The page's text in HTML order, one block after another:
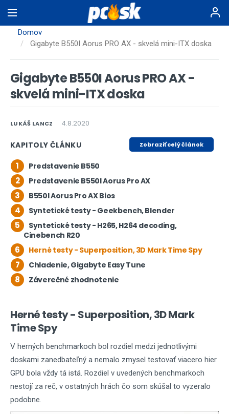
na
hlavnýDomov
Gigabyte B550I Aorus PRO AX - skvelá mini-ITX doska
Gigabyte B550I Aorus PRO AX -
skvelá mini-ITX doska
LUKÁŠ LANCZ 4.8.2020
KAPITOLY ČLÁNKU Zobraziť celý článok
1 Predstavenie B550
2 Predstavenie B550I Aorus Pro AX
3 B550I Aorus Pro AX Bios
4 Syntetické testy - Geekbench, Blender
5
Syntetické testy - H265, H264 decoding,
Cinebench R20
6 Herné testy - Superposition, 3D Mark Time Spy
7 Chladenie, Gigabyte Easy Tune
8 Záverečné zhodnotenie
Herné testy - Superposition, 3D Mark
Time Spy
V herných benchmarkoch bol rozdiel medzi jednotlivými
doskami zanedbateľný a nemalo zmysel testovať viacero hier.
GPU bola vždy tá istá. Rozdiel v uvedených benchmarkoch
nestojí za reč, v ostatných hrách čo som skúšal to vyzeralo
podobne.